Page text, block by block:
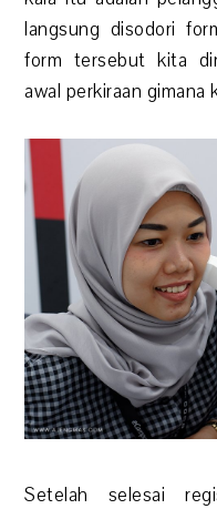
langsung disodori
form tersebut kita
awal perkiraan gimana
Setelah selesai